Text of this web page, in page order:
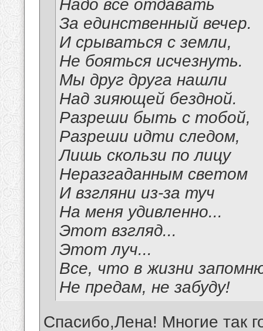
Надо все отдавать
За единственный вечер.
И срываться с земли,
Не бояться исчезнуть.
Мы друг друга нашли
Над зияющей бездной.
Разреши быть с тобой,
Разреши идти следом,
Лишь скользи по лицу
Неразгаданным светом
И взгляни из-за туч
На меня удивленно...
Этот взгляд...
Этот луч...
Все, что в жизни
Не предам, не забуду!
Спасибо,Лена! Многие так